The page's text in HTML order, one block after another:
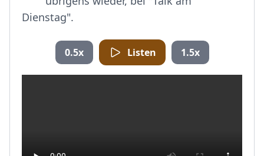
Dienstag".
0.5x Listen 1.5x